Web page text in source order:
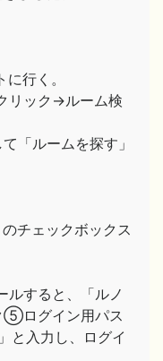
行く。
リック→ルーム検
「ルームを探す」
チェックボックス
すると、「ルノ
⑤ログイン用パス
と入力し、ログイ